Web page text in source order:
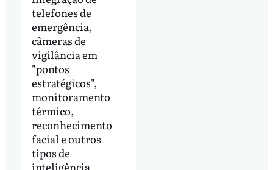
telefones de
emergência,
câmeras de
vigilância em
"pontos
estratégicos",
monitoramento
térmico,
reconhecimento
facial e outros
tipos de
inteligência